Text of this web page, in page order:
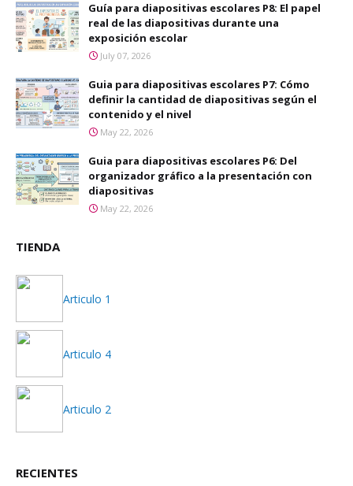
Guía para diapositivas escolares P8: El papel
real de las diapositivas durante una
exposición escolar
July 07, 2026
Guia para diapositivas escolares P7: Cómo
definir la cantidad de diapositivas según el
contenido y el nivel
May 22, 2026
Guia para diapositivas escolares P6: Del
organizador gráfico a la presentación con
diapositivas
May 22, 2026
TIENDA
Articulo 1
Articulo 4
Articulo 2
RECIENTES